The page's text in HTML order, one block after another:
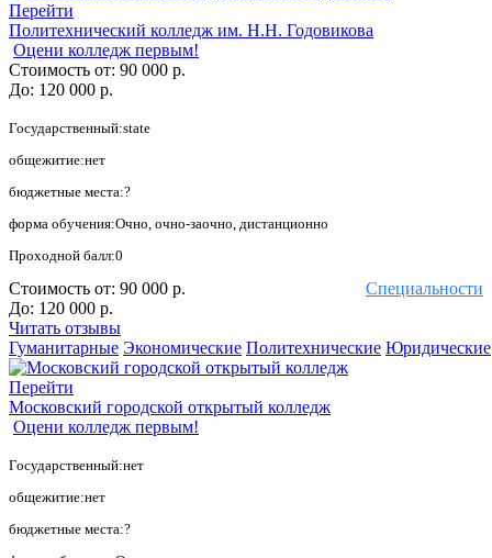
Перейти
Политехнический колледж им. Н.Н. Годовикова
Оцени колледж первым!
Стоимость от: 90 000 р.
До: 120 000 р.
Государственный:state
общежитие:нет
бюджетные места:?
форма обучения:Очно, очно-заочно, дистанционно
Проходной балл:0
Специальности
Стоимость от: 90 000 р.
До: 120 000 р.
Читать отзывы
Гуманитарные Экономические Политехнические Юридические
Перейти
Московский городской открытый колледж
Оцени колледж первым!
Государственный:нет
общежитие:нет
бюджетные места:?